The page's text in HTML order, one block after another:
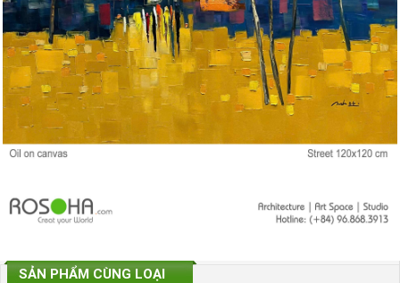
SẢN PHẨM CÙNG LOẠI